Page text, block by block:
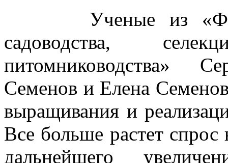
Ученые из
садоводства,
питомниководства»
Семенов и Елена
выращивания и
Все больше растет
дальнейшего